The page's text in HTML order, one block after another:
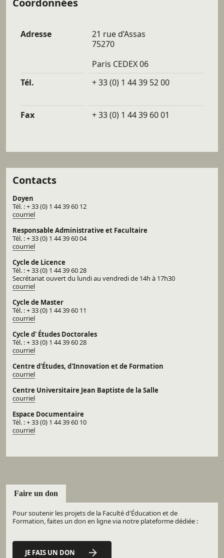
Adresse
21 rue d’Assas
75270
Paris CEDEX 06
Tél.
+ 33 (0) 1 44 39 52 00
Fax + 33 (0) 1 44 39 60 01
Contacts
Doyen
Tél. : + 33 (0) 1 44 39 60 12
courriel
Responsable Administrative et Facultaire
Tél. : + 33 (0) 1 44 39 60 04
courriel
Cycle de Licence
Tél. : + 33 (0) 1 44 39 60 28
Secrétariat ouvert du lundi au vendredi de 14h à 17h30
courriel
Cycle de Master
Tél. : + 33 (0) 1 44 39 60 11
courriel
Cycle d' Études Doctorales
Tél. : + 33 (0) 1 44 39 60 28
courriel
Centre d'Études, d'Innovation et de Formation
courriel
Centre Universitaire Jean Baptiste de la Salle
courriel
Espace Documentaire
Tél. : + 33 (0) 1 44 39 60 10
courriel
Faire un don
Pour soutenir les projets de la Faculté d'Éducation et de
Formation, faites un don en ligne via notre plateforme dédiée :
JE FAIS UN DON